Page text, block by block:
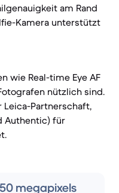
am Rand
Kamera unterstützt
wie Real-time Eye AF
nützlich sind.
Leica-Partnerschaft,
Authentic) für
50 megapixels